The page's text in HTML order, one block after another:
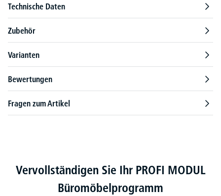
Technische Daten
Zubehör
Varianten
Bewertungen
Fragen zum Artikel
Produktgalerie überspringen
Vervollständigen Sie Ihr PROFI MODUL
Büromöbelprogramm